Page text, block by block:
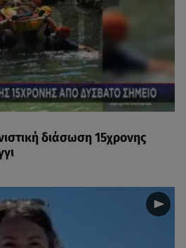
διάσωση 15χρονης